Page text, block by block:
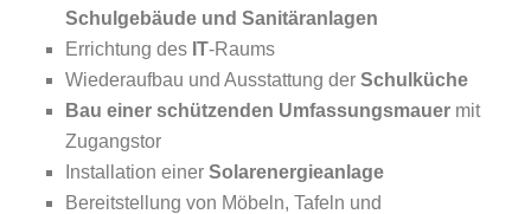
Schulgebäude und Sanitäranlagen
Errichtung des IT-Raums
Wiederaufbau und Ausstattung der Schulküche
Bau einer schützenden Umfassungsmauer mit
Zugangstor
Installation einer Solarenergieanlage
Bereitstellung von Möbeln, Tafeln und